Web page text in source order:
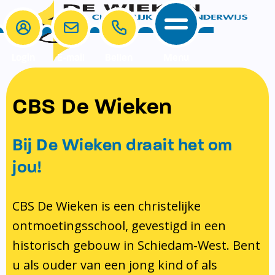
School
School
Onze visie rondom christelijke
identiteit
Pedagogisch klimaat en veiligheid
Bibliotheek
Ondersteuning
Ouders
MR & GMR
Aanmelden nieuwe leerling
Verlof aanvragen
Bibliotheek op school
Te weinig geld?
Contact
E-mail
CBS De Wieken
Bij De Wieken draait het om
jou!
CBS De Wieken is een christelijke
ontmoetingsschool, gevestigd in een
historisch gebouw in Schiedam-West. Bent
u als ouder van een jong kind of als